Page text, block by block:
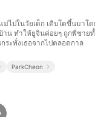
ไปในวัยเด็ก เติบโตขึ้นมาโ
น ทำให้ยูจินค่อยๆ ถูกพี่ชา
ระทั่งเธอจากไปตลอดกาล
ParkCheon